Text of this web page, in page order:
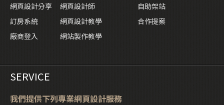
網頁設計分享
網頁設計師
自助架站
訂房系統
網頁設計教學
合作提案
廠商登入
網站製作教學
SERVICE
我們提供下列專業網頁設計服務